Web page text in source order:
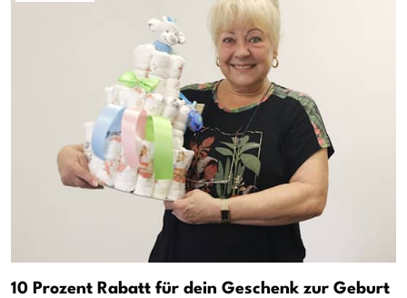
10 Prozent Rabatt für dein Geschenk zur Geburt